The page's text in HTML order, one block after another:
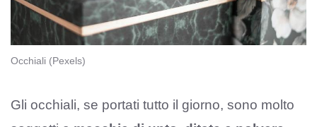
Occhiali (Pexels)
Gli occhiali, se portati tutto il giorno, sono molto